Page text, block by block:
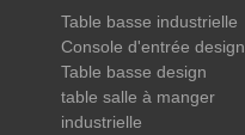
Table basse industrielle
Console d'entrée design
Table basse design
table salle à manger
industrielle